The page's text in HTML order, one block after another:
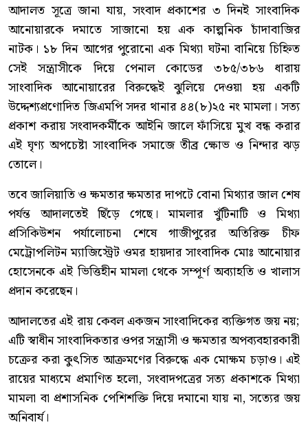
আদালত সূত্রে জানা যায়, সংবাদ প্রকাশের ৩ দিনই সাংবাদিক
আনোয়ারকে দমাতে সাজানো হয় এক কাল্পনিক চাঁদাবাজির
নাটক। ১৮ দিন আগের পুরোনো এক মিথ্যা ঘটনা বানিয়ে চিহ্নিত
সেই সন্ত্রাসীকে দিয়ে পেনাল কোডের ৩৮৫/৩৮৬ ধারায়
সাংবাদিক আনোয়ারের বিরুদ্ধেই ঝুলিয়ে দেওয়া হয় একটি
উদ্দেশ্যপ্রণোদিত জিএমপি সদর থানার ৪৪(৮)২৫ নং মামলা। সত্য
প্রকাশ করায় সংবাদকর্মীকে আইনি জালে ফাঁসিয়ে মুখ বন্ধ করার
এই ঘৃণ্য অপচেষ্টা সাংবাদিক সমাজে তীব্র ক্ষোভ ও নিন্দার ঝড়
তোলে।
তবে জালিয়াতি ও ক্ষমতার ক্ষমতার দাপটে বোনা মিথ্যার জাল শেষ
পর্যন্ত আদালতেই ছিঁড়ে গেছে। মামলার খুঁটিনাটি ও মিথ্যা
প্রসিকিউশন পর্যালোচনা শেষে গাজীপুরের অতিরিক্ত চীফ
মেট্রোপলিটন ম্যাজিস্ট্রেট ওমর হায়দার সাংবাদিক মোঃ আনোয়ার
হোসেনকে এই ভিত্তিহীন মামলা থেকে সম্পূর্ণ অব্যাহতি ও খালাস
প্রদান করেছেন।
আদালতের এই রায় কেবল একজন সাংবাদিকের ব্যক্তিগত জয় নয়;
এটি স্বাধীন সাংবাদিকতার ওপর সন্ত্রাসী ও ক্ষমতার অপব্যবহারকারী
চক্রের করা কুৎসিত আক্রমণের বিরুদ্ধে এক মোক্ষম চড়াও। এই
রায়ের মাধ্যমে প্রমাণিত হলো, সংবাদপত্রের সত্য প্রকাশকে মিথ্যা
মামলা বা প্রশাসনিক পেশিশক্তি দিয়ে দমানো যায় না, সত্যের জয়
অনিবার্য।